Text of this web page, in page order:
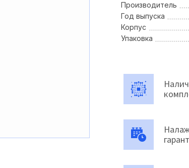
Производитель
Год выпуска
Корпус
Упаковка